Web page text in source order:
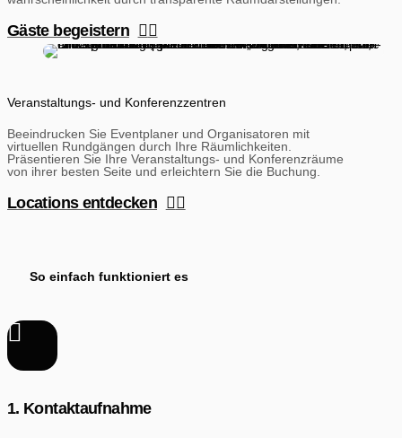
Gäste begeistern
Veranstaltungs- und Konferenz­zentren
Beeindrucken Sie Eventplaner und Organisatoren mit
virtuellen Rundgängen durch Ihre Räumlichkeiten.
Präsentieren Sie Ihre Veranstaltungs- und Konferenzräume
von ihrer besten Seite und erleichtern Sie die Buchung.
Locations entdecken
So einfach funktioniert es
1. Kontakt­aufnahme